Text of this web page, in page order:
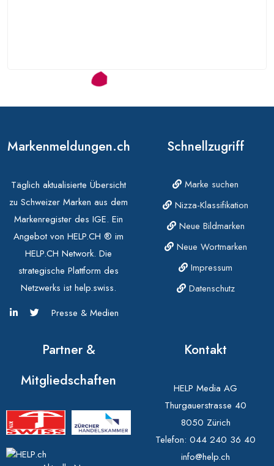
Markenmeldungen.ch
Täglich aktualisierte Übersicht
zu Schweizer Marken aus dem
Markenregister des IGE. Ein
Angebot von HELP.CH ® im
HELP.CH Network. Die
strategische Plattform des
Netzwerks ist help.swiss.
Presse & Medien
Schnellzugriff
Marke suchen
Nizza-Klassifikation
Neue Bildmarken
Neue Wortmarken
Impressum
Datenschutz
Partner &
Mitgliedschaften
Kontakt
HELP Media AG
Thurgauerstrasse 40
8050 Zürich
Telefon: 044 240 36 40
info@help.ch